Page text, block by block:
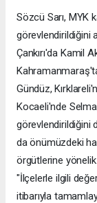
Sözcü Sarı, MYK
görevlendirildiğini
Çankırı'da Kamil
Gündüz,
Kocaeli'nde
görevlendirildiğini
da önümüzdeki
örgütlerine
"İlçelerle ilgili
itibarıyla